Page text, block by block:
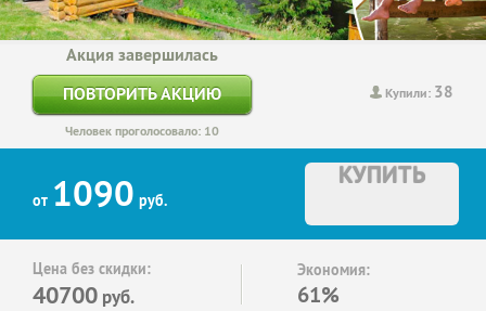
Купили: 38
Акция завершилась
ПОВТОРИТЬ АКЦИЮ
Человек проголосовало: 10
от 1090 руб.
КУПИТЬ
Цена без скидки:
40700 руб.
Экономия:
61%